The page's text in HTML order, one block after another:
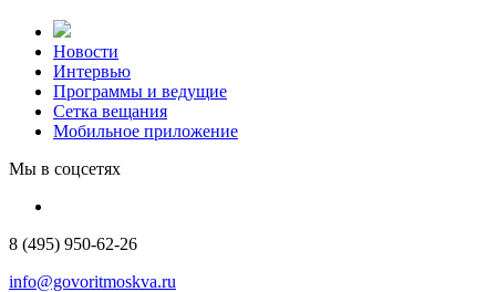
Новости
Интервью
Программы и ведущие
Сетка вещания
Мобильное приложение
Мы в соцсетях
8 (495) 950-62-26
info@govoritmoskva.ru